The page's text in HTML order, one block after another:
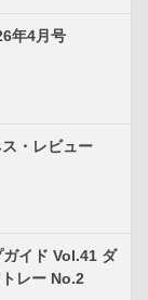
年4月号
・レビュー
イド Vol.41 ダ
レー No.2